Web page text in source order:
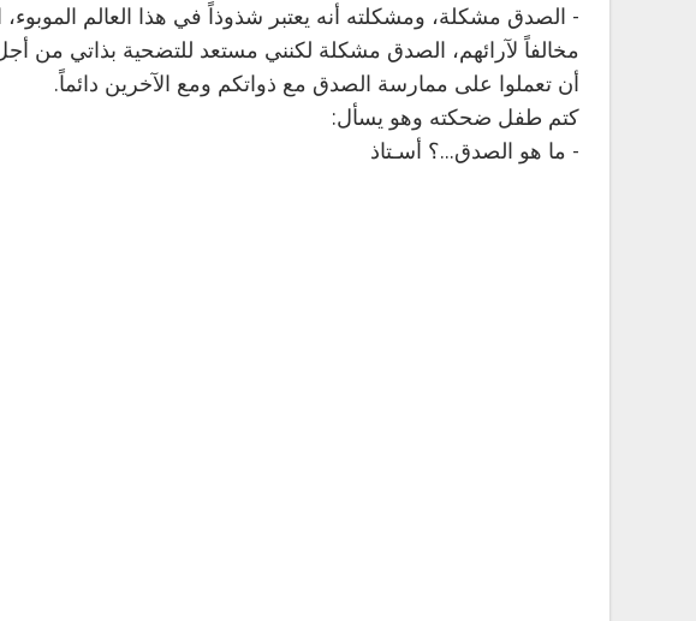
- الصدق مشكلة، ومشكلته أنه يعتبر شذوذاً في هذا العالم
مخالفاً لآرائهم، الصدق مشكلة لكنني مستعد للتضحية بذاتي من
أن تعملوا على ممارسة الصدق مع ذواتكم ومع الآخرين دائماً.
كتم طفل ضحكته وهو يسأل:
- ما هو الصدق...؟ أسـتاذ